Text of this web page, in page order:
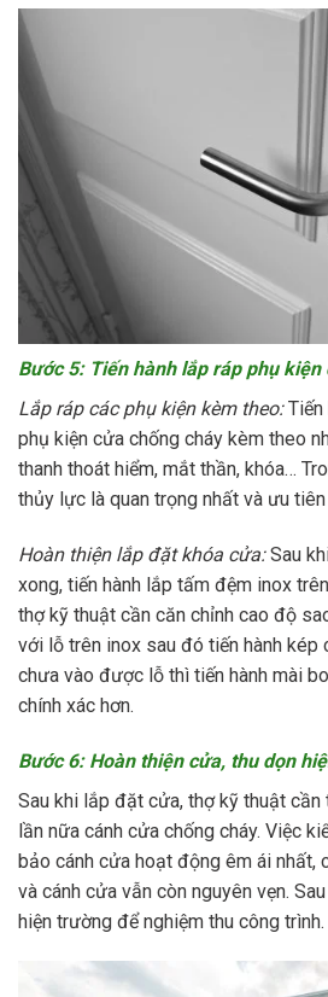
Bước 5: Tiến hành lắp ráp phụ kiện
Lắp ráp các phụ kiện kèm theo:Tiến
phụ kiện cửa chống cháy kèm theo
thanh thoát hiểm, mắt thần, khóa…
thủy lực là quan trọng nhất và ưu
Hoàn thiện lắp đặt khóa cửa:Sau
xong, tiến hành lắp tấm đệm inox
thợ kỹ thuật cần căn chỉnh cao độ
với lỗ trên inox sau đó tiến hành kép
chưa vào được lỗ thì tiến hành mài
chính xác hơn.
Bước 6: Hoàn thiện cửa, thu dọn
Sau khi lắp đặt cửa, thợ kỹ thuật cần
lần nữa cánh cửa chống cháy. Việc
bảo cánh cửa hoạt động êm ái nhất,
và cánh cửa vẫn còn nguyên vẹn.
hiện trường để nghiệm thu công trình.